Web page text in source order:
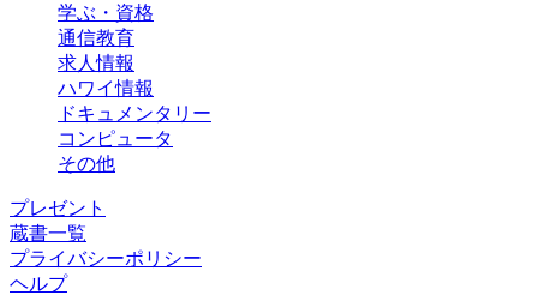
学ぶ・資格
通信教育
求人情報
ハワイ情報
ドキュメンタリー
コンピュータ
その他
プレゼント
蔵書一覧
プライバシーポリシー
ヘルプ